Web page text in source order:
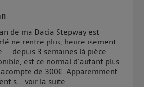
de ma Dacia Stepway est
ne rentre plus, heureusement
depuis 3 semaines là pièce
est ce normal d'autant plus
de 300€. Apparemment
s...voir la suite